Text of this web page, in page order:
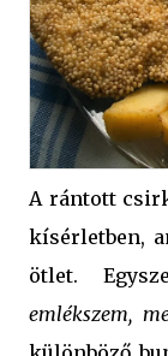
A rántott
kísérletben,
ötlet.
emlékszem,